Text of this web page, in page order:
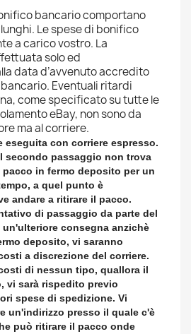
bancario comportano
Le spese di bonifico
a carico vostro. La
solo ed
data d’avvenuto accredito
Eventuali ritardi
come specificato su tutte le
eBay, non sono da
ma al corriere.
eseguita con corriere espresso.
secondo passaggio non trova
in fermo deposito per un
a quel punto è
andare a ritirare il pacco.
di passaggio da parte del
consegna anzichè
deposito, vi saranno
a discrezione del corriere.
di nessun tipo, quallora il
vi sarà rispedito previo
spese di spedizione. Vi
un'indirizzo presso il quale c'è
può ritirare il pacco onde